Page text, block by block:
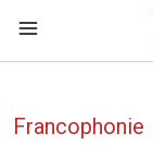
Francophonie